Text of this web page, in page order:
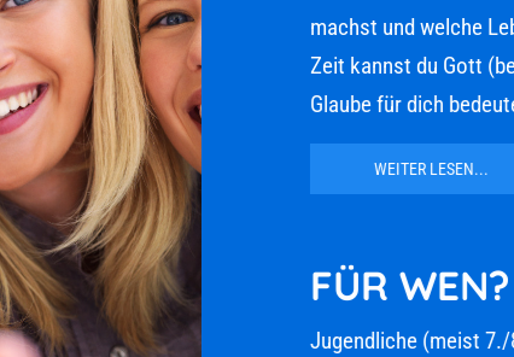
machst und welche
Zeit kannst du Gott
Glaube für dich
WEITER LESEN...
FÜR WEN?
Jugendliche (meist 7./